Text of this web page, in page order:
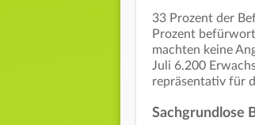
33 Prozent der
Prozent
machten keine
Juli 6.200
repräsentativ für
Sachgrundlose